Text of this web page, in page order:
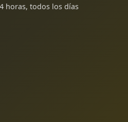
horas, todos los días